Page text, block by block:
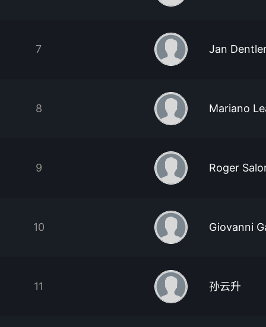
7 Jan
8 Mariano
9 Roger
10 Giovanni
11 孙云升